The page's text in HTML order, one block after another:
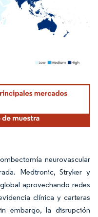
atribución según CC BY 4.0.
neurovascular
Medtronic, Stryker y
aprovechando redes
clínica y carteras
embargo, la disrupción